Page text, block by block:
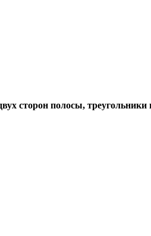
сторон полосы,